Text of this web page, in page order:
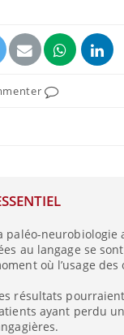
paléo-neurobiologie
au langage se
où l’usage
résultats
ayant perdu
le diabète de type 2
chez les